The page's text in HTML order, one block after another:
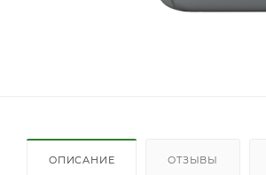
ОПИСАНИЕ ОТЗЫВЫ